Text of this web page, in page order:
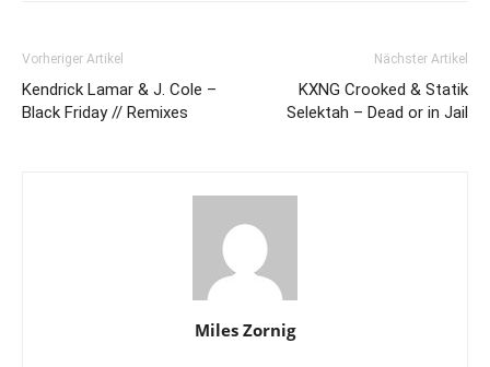
Vorheriger Artikel
Kendrick Lamar & J. Cole –
Black Friday // Remixes
Nächster Artikel
KXNG Crooked & Statik
Selektah – Dead or in Jail
Miles Zornig